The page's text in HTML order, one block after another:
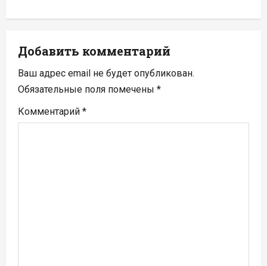
а
и
я
п
Добавить комментарий
Ваш адрес email не будет опубликован.
Обязательные поля помечены *
Комментарий *